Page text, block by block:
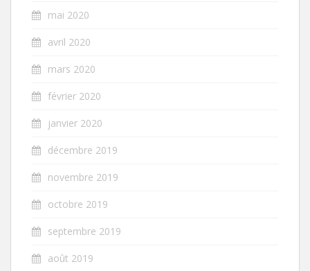
mai 2020
avril 2020
mars 2020
février 2020
janvier 2020
décembre 2019
novembre 2019
octobre 2019
septembre 2019
août 2019